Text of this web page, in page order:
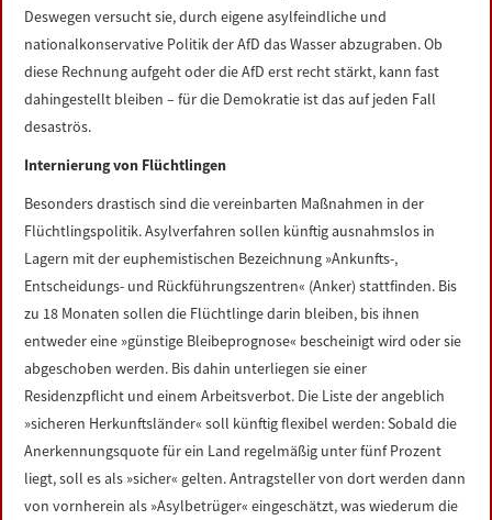
Deswegen versucht sie, durch eigene asylfeindliche und
nationalkonservative Politik der AfD das Wasser abzugraben. Ob
diese Rechnung aufgeht oder die AfD erst recht stärkt, kann fast
dahingestellt bleiben – für die Demokratie ist das auf jeden Fall
desaströs.
Internierung von Flüchtlingen
Besonders drastisch sind die vereinbarten Maßnahmen in der
Flüchtlingspolitik. Asylverfahren sollen künftig ausnahmslos in
Lagern mit der euphemistischen Bezeichnung »Ankunfts-,
Entscheidungs- und Rückführungszentren« (Anker) stattfinden. Bis
zu 18 Monaten sollen die Flüchtlinge darin bleiben, bis ihnen
entweder eine »günstige Bleibeprognose« bescheinigt wird oder sie
abgeschoben werden. Bis dahin unterliegen sie einer
Residenzpflicht und einem Arbeitsverbot. Die Liste der angeblich
»sicheren Herkunftsländer« soll künftig flexibel werden: Sobald die
Anerkennungsquote für ein Land regelmäßig unter fünf Prozent
liegt, soll es als »sicher« gelten. Antragsteller von dort werden dann
von vornherein als »Asylbetrüger« eingeschätzt, was wiederum die